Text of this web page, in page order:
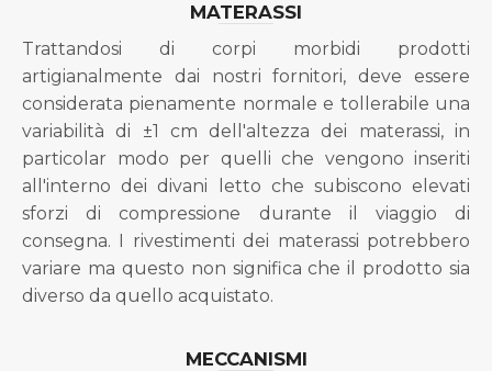
MATERASSI
Trattandosi di corpi morbidi prodotti
artigianalmente dai nostri fornitori, deve essere
considerata pienamente normale e tollerabile una
variabilità di ±1 cm dell'altezza dei materassi, in
particolar modo per quelli che vengono inseriti
all'interno dei divani letto che subiscono elevati
sforzi di compressione durante il viaggio di
consegna. I rivestimenti dei materassi potrebbero
variare ma questo non significa che il prodotto sia
diverso da quello acquistato.
MECCANISMI